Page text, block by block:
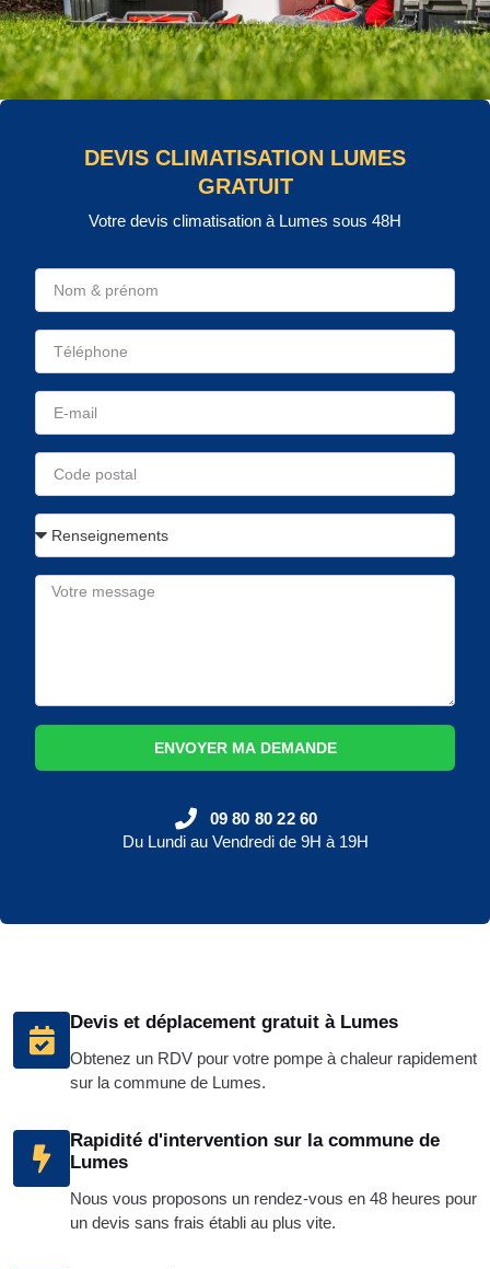
Devis et déplacement gratuit à Lumes
Obtenez un RDV pour votre pompe à chaleur rapidement
sur la commune de Lumes.
Rapidité d'intervention sur la commune de
Lumes
Nous vous proposons un rendez-vous en 48 heures pour
un devis sans frais établi au plus vite.
DEVIS CLIMATISATION LUMES
GRATUIT
Votre devis climatisation à Lumes sous 48H
ENVOYER MA DEMANDE
09 80 80 22 60
Du Lundi au Vendredi de 9H à 19H